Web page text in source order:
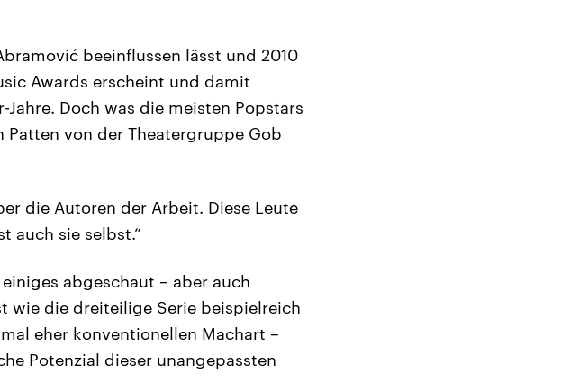
beeinflussen lässt und 2010
Awards erscheint und damit
Doch was die meisten Popstars
von der Theatergruppe Gob
die Autoren der Arbeit. Diese Leute
auch sie selbst.“
abgeschaut – aber auch
wie die dreiteilige Serie beispielreich
eher konventionellen Machart –
Potenzial dieser unangepassten